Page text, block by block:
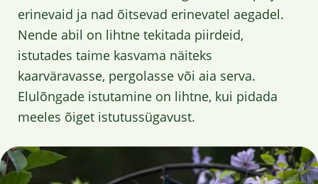
erinevaid ja nad õitsevad erinevatel aegadel.
Nende abil on lihtne tekitada piirdeid,
istutades taime kasvama näiteks
kaarväravasse, pergolasse või aia serva.
Elulõngade istutamine on lihtne, kui pidada
meeles õiget istutussügavust.